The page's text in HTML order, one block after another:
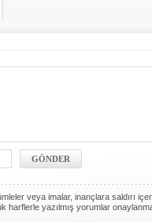
veya imalar, inançlara saldırı
harflerle yazılmış yorumlar